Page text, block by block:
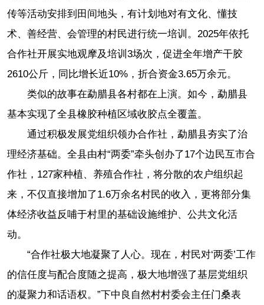
传等活动安排到田间地头，有计划地对有文化、懂技
术、善经营、会管理的村民进行统一培训。2025年依托
合作社开展实地观摩及培训3场次，促进全年增产干胶
2610公斤，同比增长近10%，折合资金3.65万余元。
类似的故事在勐腊县各村都在上演。如今，勐腊县
基本实现了全县橡胶种植区域收胶点全覆盖。
通过积极发展党组织领办合作社，勐腊县夯实了治
理经济基础。全县由村“两委”牵头创办了17个边民互市合
作社，127家种植、养殖合作社，将分散的农户组织起
来，不仅直接增加了1.6万余名村民的收入，更将部分集
体经济收益反哺于村里的基础设施维护、公共文化活
动。
“合作社极大地凝聚了人心。现在，村民对‘两委’工作
的信任度与配合度随之提高，极大地增强了基层党组织
的凝聚力和话语权。”下中良自然村村委会主任门桑表